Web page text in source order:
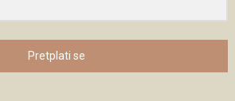
Pretplati se